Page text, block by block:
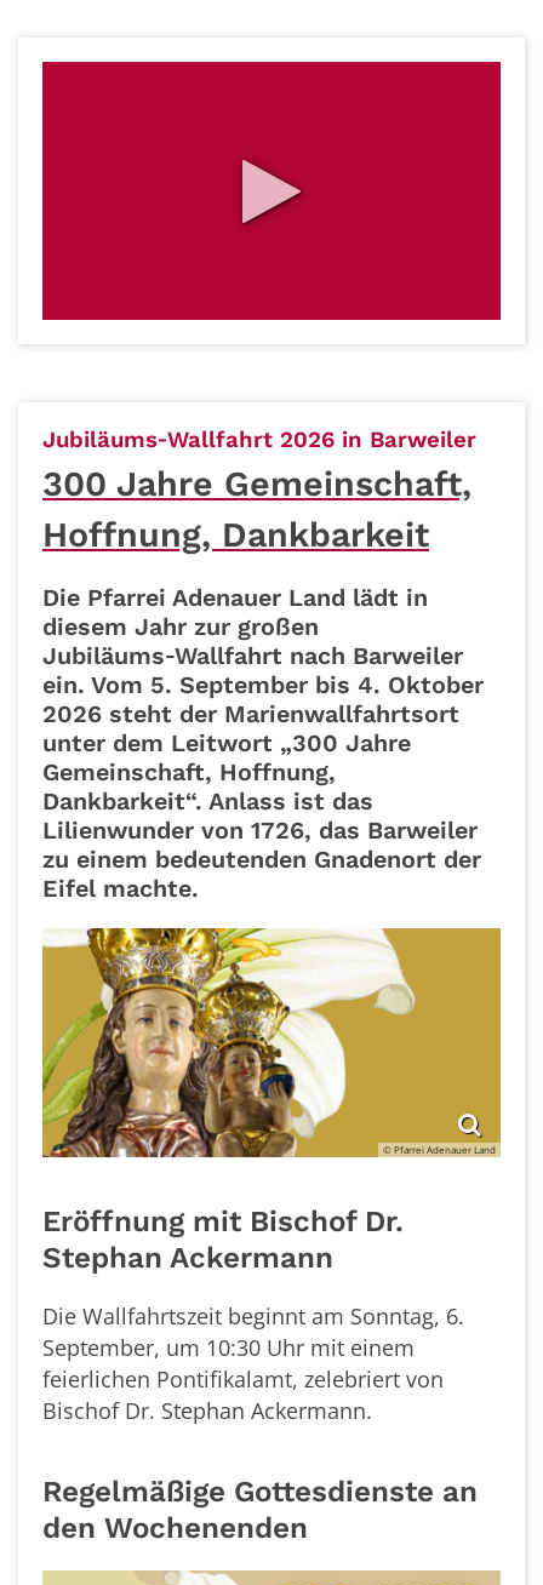
Jubiläums‑Wallfahrt 2026 in Barweiler:
300 Jahre Gemeinschaft,
Hoffnung, Dankbarkeit
Die Pfarrei Adenauer Land lädt in
diesem Jahr zur großen
Jubiläums‑Wallfahrt nach Barweiler
ein. Vom 5. September bis 4. Oktober
2026 steht der Marienwallfahrtsort
unter dem Leitwort „300 Jahre
Gemeinschaft, Hoffnung,
Dankbarkeit“. Anlass ist das
Lilienwunder von 1726, das Barweiler
zu einem bedeutenden Gnadenort der
Eifel machte.
© Pfarrei Adenauer Land
Eröffnung mit Bischof Dr.
Stephan Ackermann
Die Wallfahrtszeit beginnt am Sonntag, 6.
September, um 10:30 Uhr mit einem
feierlichen Pontifikalamt, zelebriert von
Bischof Dr. Stephan Ackermann.
Regelmäßige Gottesdienste an
den Wochenenden